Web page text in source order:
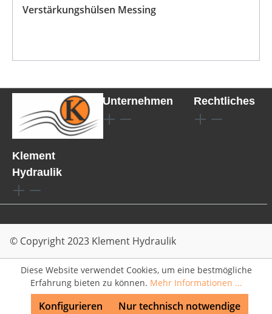
Verstärkungshülsen Messing
Klement
Hydraulik
Unternehmen Rechtliches
© Copyright 2023 Klement Hydraulik
Diese Website verwendet Cookies, um eine bestmögliche
Erfahrung bieten zu können. Mehr Informationen ...
Nur technisch notwendige
Konfigurieren